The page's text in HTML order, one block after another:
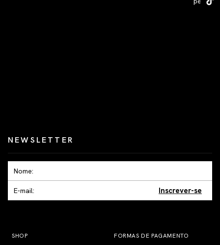
NEWSLETTER
Inscrever-se
SHOP
FORMAS DE PAGAMENTO